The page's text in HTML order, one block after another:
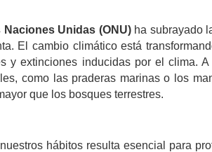
Unidas (ONU) ha subrayado
El cambio climático está
y extinciones inducidas por el clima.
como las praderas marinas o los
que los bosques terrestres.
hábitos resulta esencial para